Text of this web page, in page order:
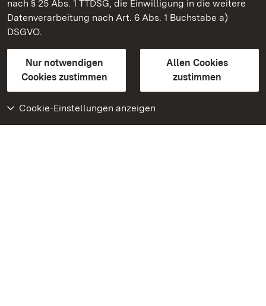
nach § 25 Abs. 1 TTDSG, die Einwilligung in die weitere
Datenverarbeitung nach Art. 6 Abs. 1 Buchstabe a)
DSGVO.
Nur notwendigen
Cookies zustimmen
Allen Cookies
zustimmen
Cookie-Einstellungen anzeigen
Staatliche Schlösser und Gärten Baden-Württemberg
Kontakt
GebärdenspracheLeichte Sprache
Erklärung zur Barrierefreiheit
BITV-konform (geprüfte Seiten)
Weiteres